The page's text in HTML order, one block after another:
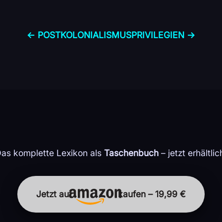
← POST­KOLONIALISMUSPRIVILEGIEN →
komplette Lexikon als Taschenbuch – jetzt
Jetzt auf kaufen – 19,99 €